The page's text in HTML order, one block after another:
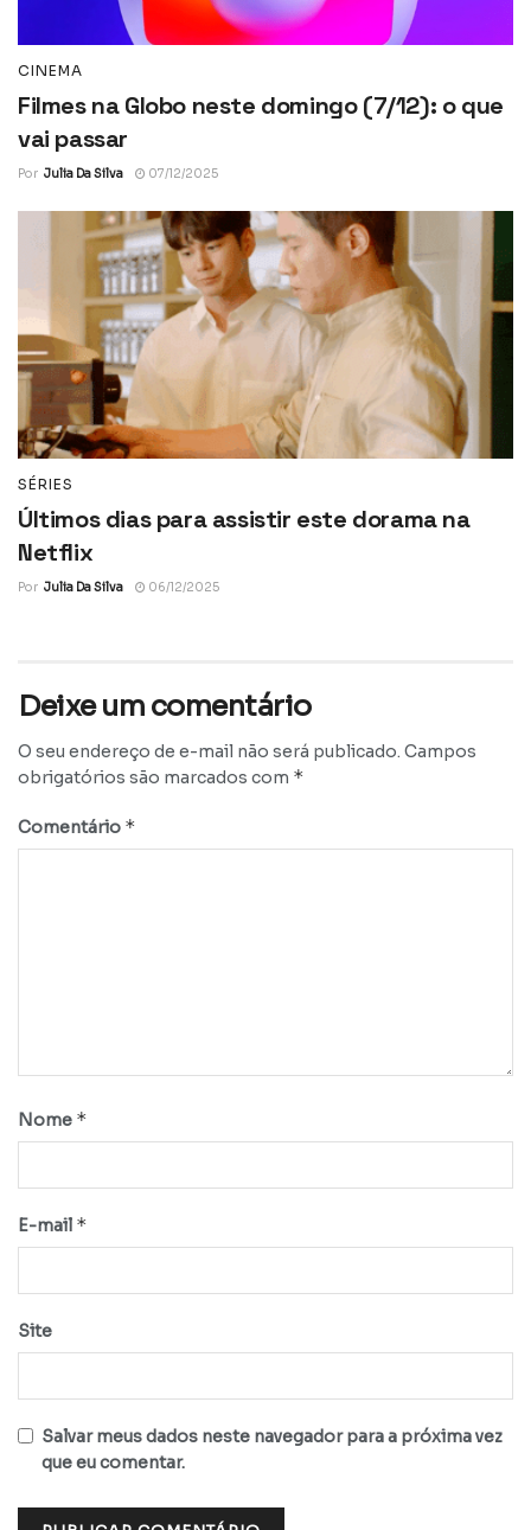
CINEMA
Filmes na Globo neste domingo (7/12): o que
vai passar
Por Julia Da Silva 07/12/2025
SÉRIES
Últimos dias para assistir este dorama na
Netflix
Por Julia Da Silva 06/12/2025
Deixe um comentário
O seu endereço de e-mail não será publicado. Campos
obrigatórios são marcados com *
Comentário *
Nome *
E-mail *
Site
Salvar meus dados neste navegador para a próxima vez
que eu comentar.